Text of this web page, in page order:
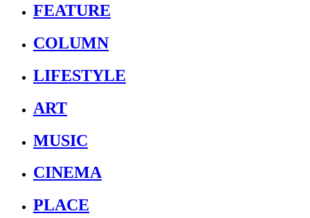
FEATURE
COLUMN
LIFESTYLE
ART
MUSIC
CINEMA
PLACE